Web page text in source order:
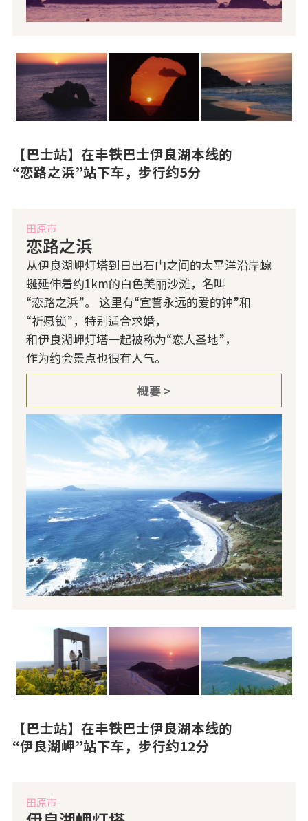
【巴士站】在丰铁巴士伊良湖本线的
“恋路之浜”站下车，步行约5分
田原市
恋路之浜
从伊良湖岬灯塔到日出石门之间的太平洋沿岸蜿
蜒延伸着约1km的白色美丽沙滩，名叫
“恋路之浜”。 这里有“宣誓永远的爱的钟”和
“祈愿锁”，特别适合求婚，
和伊良湖岬灯塔一起被称为“恋人圣地”，
作为约会景点也很有人气。
概要 >
【巴士站】在丰铁巴士伊良湖本线的
“伊良湖岬”站下车，步行约12分
田原市